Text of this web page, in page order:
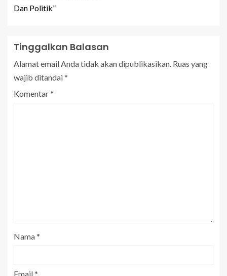
Dan Politik”
Tinggalkan Balasan
Alamat email Anda tidak akan dipublikasikan. Ruas yang
wajib ditandai*
Komentar*
Nama*
Email*